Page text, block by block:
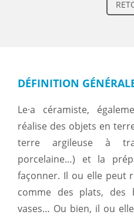
DÉFINITION
Le·a céramiste,
réalise des objets en
terre argileuse à
porcelaine…) et la
façonner. Il ou elle peut
comme des plats, des
vases… Ou bien, il ou